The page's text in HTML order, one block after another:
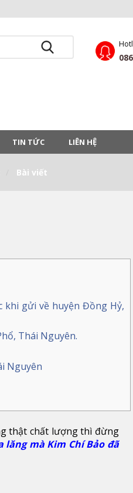
TIN TỨC LIÊN HỆ
Bài viết
khi gửi về huyện Đồng Hỷ,
Thái Nguyên.
Nguyên
thật chất lượng thì đừng
lăng mà Kim Chí Bảo đã